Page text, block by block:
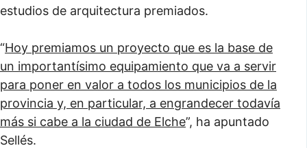
estudios de arquitectura premiados.
“Hoy premiamos un proyecto que es la base de
un importantísimo equipamiento que va a servir
para poner en valor a todos los municipios de la
provincia y, en particular, a engrandecer todavía
más si cabe a la ciudad de Elche”, ha apuntado
Sellés.